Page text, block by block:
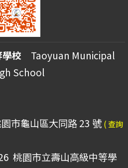
校 Taoyuan Municipal
School
市龜山區大同路 23 號 ( 查詢
桃園市立壽山高級中等學